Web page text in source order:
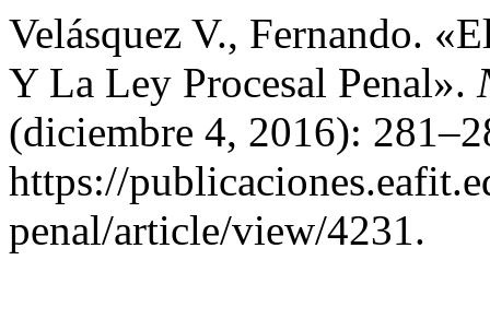
Velásquez V., Fernando.
Y La Ley Procesal Penal».
(diciembre 4, 2016):
https://
penal/article/view/4231.